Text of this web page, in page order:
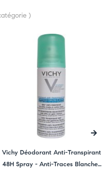
)
Vichy Déodorant Anti-Transpirant
48H Spray - Anti-Traces Blanches